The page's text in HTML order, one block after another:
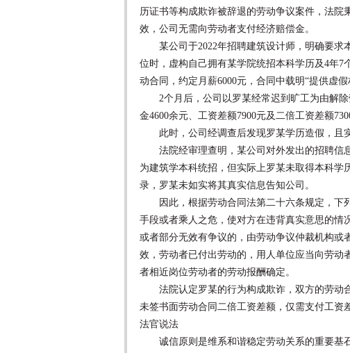
历证书等构成欺诈被辞退的劳动争议案件，法
效，公司无需向劳动者支付经济赔偿金。
某公司于2022年招聘建筑设计师，明确要求
位时，虚构自己拥有某学院统招本科学历及4年
动合同，约定月薪6000元，合同中载明“提供虚假
2个月后，公司以罗某经常迟到旷工为由解除
金4600余元、工资差额7900元及二倍工资差额
此时，公司经调查后发现罗某学历造假，且
法院经审理查明，某公司对外发出的招聘信
为建筑学本科统招，但实际上罗某未取得本科
录，罗某未如实将其真实信息告知公司。
因此，根据劳动合同法第二十六条规定，下
手段或者乘人之危，使对方在违背真实意思的
或者部分无效有争议的，由劳动争议仲裁机构
效，劳动者已付出劳动的，用人单位应当向劳
者相近岗位劳动者的劳动报酬确定。
法院认定罗某的行为构成欺诈，双方的劳动合
未签书面劳动合同二倍工资差额，仅需支付工资
法官说法
诚信原则是维系和谐稳定劳动关系的重要基